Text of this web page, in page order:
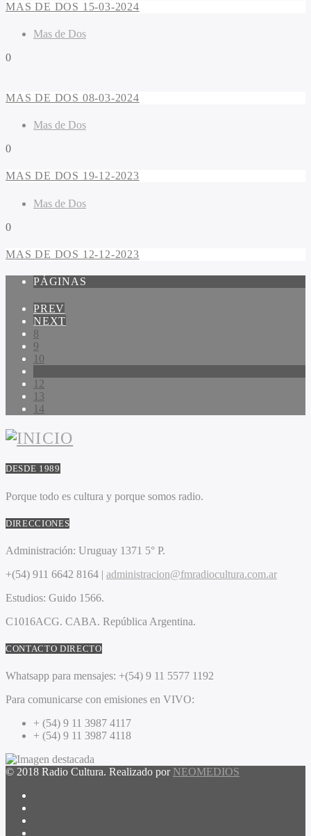
MAS DE DOS 15-03-2024
Mas de Dos
0
MAS DE DOS 08-03-2024
Mas de Dos
0
MAS DE DOS 19-12-2023
Mas de Dos
0
MAS DE DOS 12-12-2023
PÁGINAS
PREV
NEXT
8
9
10
12
13
14
DESDE 1989
Porque todo es cultura y porque somos radio.
DIRECCIONES
Administración: Uruguay 1371 5° P.
+(54) 911 6642 8164 | administracion@fmradiocultura.com.ar
Estudios: Guido 1566.
C1016ACG. CABA. República Argentina.
CONTACTO DIRECTO
Whatsapp para mensajes: +(54) 9 11 5577 1192
Para comunicarse con emisiones en VIVO:
+ (54) 9 11 3987 4117
+ (54) 9 11 3987 4118
© 2018 Radio Cultura. Realizado por NEOMEDIOS